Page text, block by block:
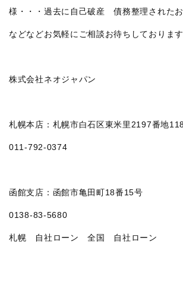
様・・・過去に自己破産 債務整理された
などなどお気軽にご相談お待ちしておりま
株式会社ネオジャパン
札幌本店：札幌市白石区東米里2197番地
011‐792‐0374
函館支店：函館市亀田町18番15号
0138-83-5680
札幌 自社ローン 全国 自社ローン